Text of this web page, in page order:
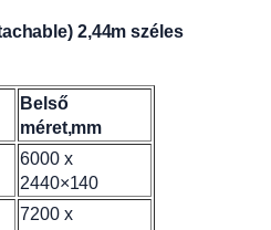
2,44m széles
Belső
méret,mm
6000 x
2440×140
7200 x